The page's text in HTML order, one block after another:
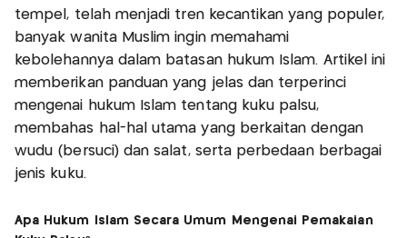
tempel, telah menjadi tren kecantikan yang populer,
banyak wanita Muslim ingin memahami
kebolehannya dalam batasan hukum Islam. Artikel ini
memberikan panduan yang jelas dan terperinci
mengenai hukum Islam tentang kuku palsu,
membahas hal-hal utama yang berkaitan dengan
wudu (bersuci) dan salat, serta perbedaan berbagai
jenis kuku.
Apa Hukum Islam Secara Umum Mengenai Pemakaian